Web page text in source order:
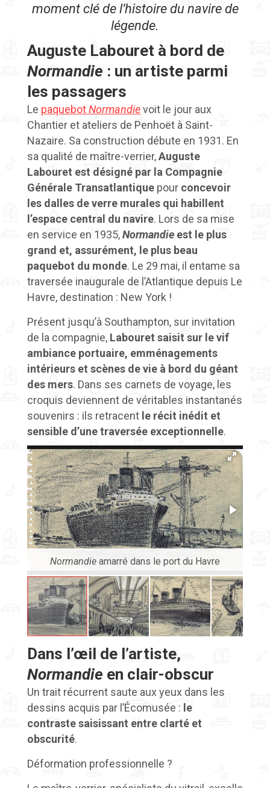
moment clé de l’histoire du navire de
légende.
Auguste Labouret à bord de
Normandie : un artiste parmi
les passagers
Le paquebotNormandievoit le jour aux
Chantier et ateliers de Penhoët à Saint-
Nazaire. Sa construction débute en 1931. En
sa qualité de maître-verrier,Auguste
Labouret est désigné par la Compagnie
Générale Transatlantique pour concevoir
les dalles de verre murales qui habillent
l’espace central du navire. Lors de sa mise
en service en 1935,Normandie est le plus
grand et, assurément, le plus beau
paquebot du monde. Le 29 mai, il entame sa
traversée inaugurale de l’Atlantique depuis Le
Havre, destination : New York !
Présent jusqu’à Southampton, sur invitation
de la compagnie, Labouret saisit sur le vif
ambiance portuaire, emménagements
intérieurs et scènes de vie à bord du géant
des mers. Dans ses carnets de voyage, les
croquis deviennent de véritables instantanés
souvenirs : ils retracent le récit inédit et
sensible d’une traversée exceptionnelle.
Normandie amarré dans le port du Havre
Dans l’œil de l’artiste,
Normandie en clair-obscur
Un trait récurrent saute aux yeux dans les
dessins acquis par l’Écomusée : le
contraste saisissant entre clarté et
obscurité.
Déformation professionnelle ?